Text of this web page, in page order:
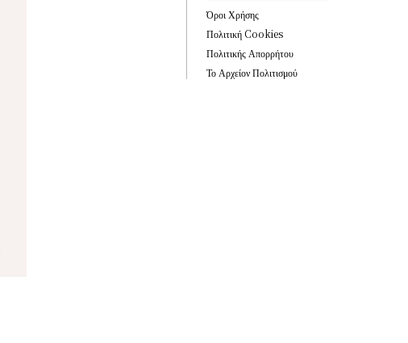
Όροι Χρήσης
Πολιτική Cookies
Πολιτικής Απορρήτου
Το Αρχείον Πολιτισμού